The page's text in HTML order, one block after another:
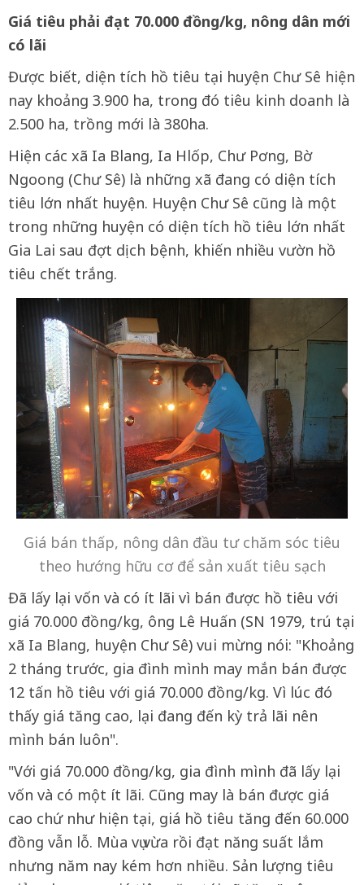
Giá tiêu phải đạt 70.000 đồng/kg, nông dân mới
có lãi
Được biết, diện tích hồ tiêu tại huyện Chư Sê hiện
nay khoảng 3.900 ha, trong đó tiêu kinh doanh là
2.500 ha, trồng mới là 380ha.
Hiện các xã Ia Blang, Ia Hlốp, Chư Pơng, Bờ
Ngoong (Chư Sê) là những xã đang có diện tích
tiêu lớn nhất huyện. Huyện Chư Sê cũng là một
trong những huyện có diện tích hồ tiêu lớn nhất
Gia Lai sau đợt dịch bệnh, khiến nhiều vườn hồ
tiêu chết trắng.
Giá bán thấp, nông dân đầu tư chăm sóc tiêu
theo hướng hữu cơ để sản xuất tiêu sạch
Đã lấy lại vốn và có ít lãi vì bán được hồ tiêu với
giá 70.000 đồng/kg, ông Lê Huấn (SN 1979, trú tại
xã Ia Blang, huyện Chư Sê) vui mừng nói: "Khoảng
2 tháng trước, gia đình mình may mắn bán được
12 tấn hồ tiêu với giá 70.000 đồng/kg. Vì lúc đó
thấy giá tăng cao, lại đang đến kỳ trả lãi nên
mình bán luôn".
"Với giá 70.000 đồng/kg, gia đình mình đã lấy lại
vốn và có một ít lãi. Cũng may là bán được giá
cao chứ như hiện tại, giá hồ tiêu tăng đến 60.000
đồng vẫn lỗ. Mùa vụ vừa rồi đạt năng suất lắm
nhưng năm nay kém hơn nhiều. Sản lượng tiêu